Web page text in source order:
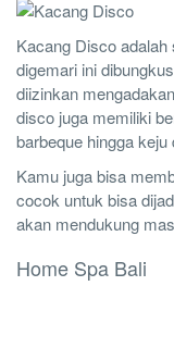
Kacang Disco
digemari ini
diizinkan
disco juga memiliki
barbeque hingga keju
Kamu juga bisa
cocok untuk bisa
akan mendukung
Home Spa Bali